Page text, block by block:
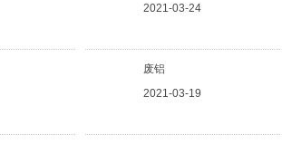
2021-03-24
废铝
2021-03-19